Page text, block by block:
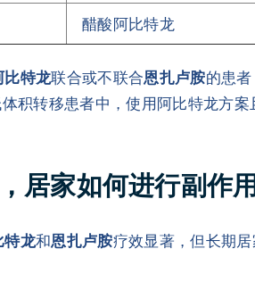
醋酸阿比特龙
比特龙联合或不联合恩扎卢胺的患
积转移患者中，使用阿比特龙方案
居家如何进行副作
特龙和恩扎卢胺疗效显著，但长期